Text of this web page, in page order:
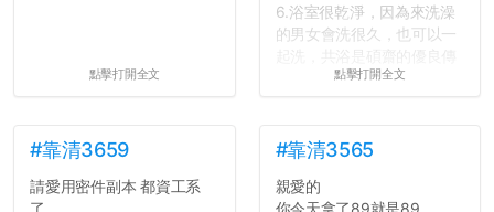
點擊打開全文
6.浴室很乾淨，因為來洗澡
的男女會洗很久，也可以一
舍房間，都歡迎留言讓我知
道...
點擊打開全文
#靠清3659
請愛用密件副本 都資工系
了...
#靠清3565
親愛的
你今天拿了89就是89